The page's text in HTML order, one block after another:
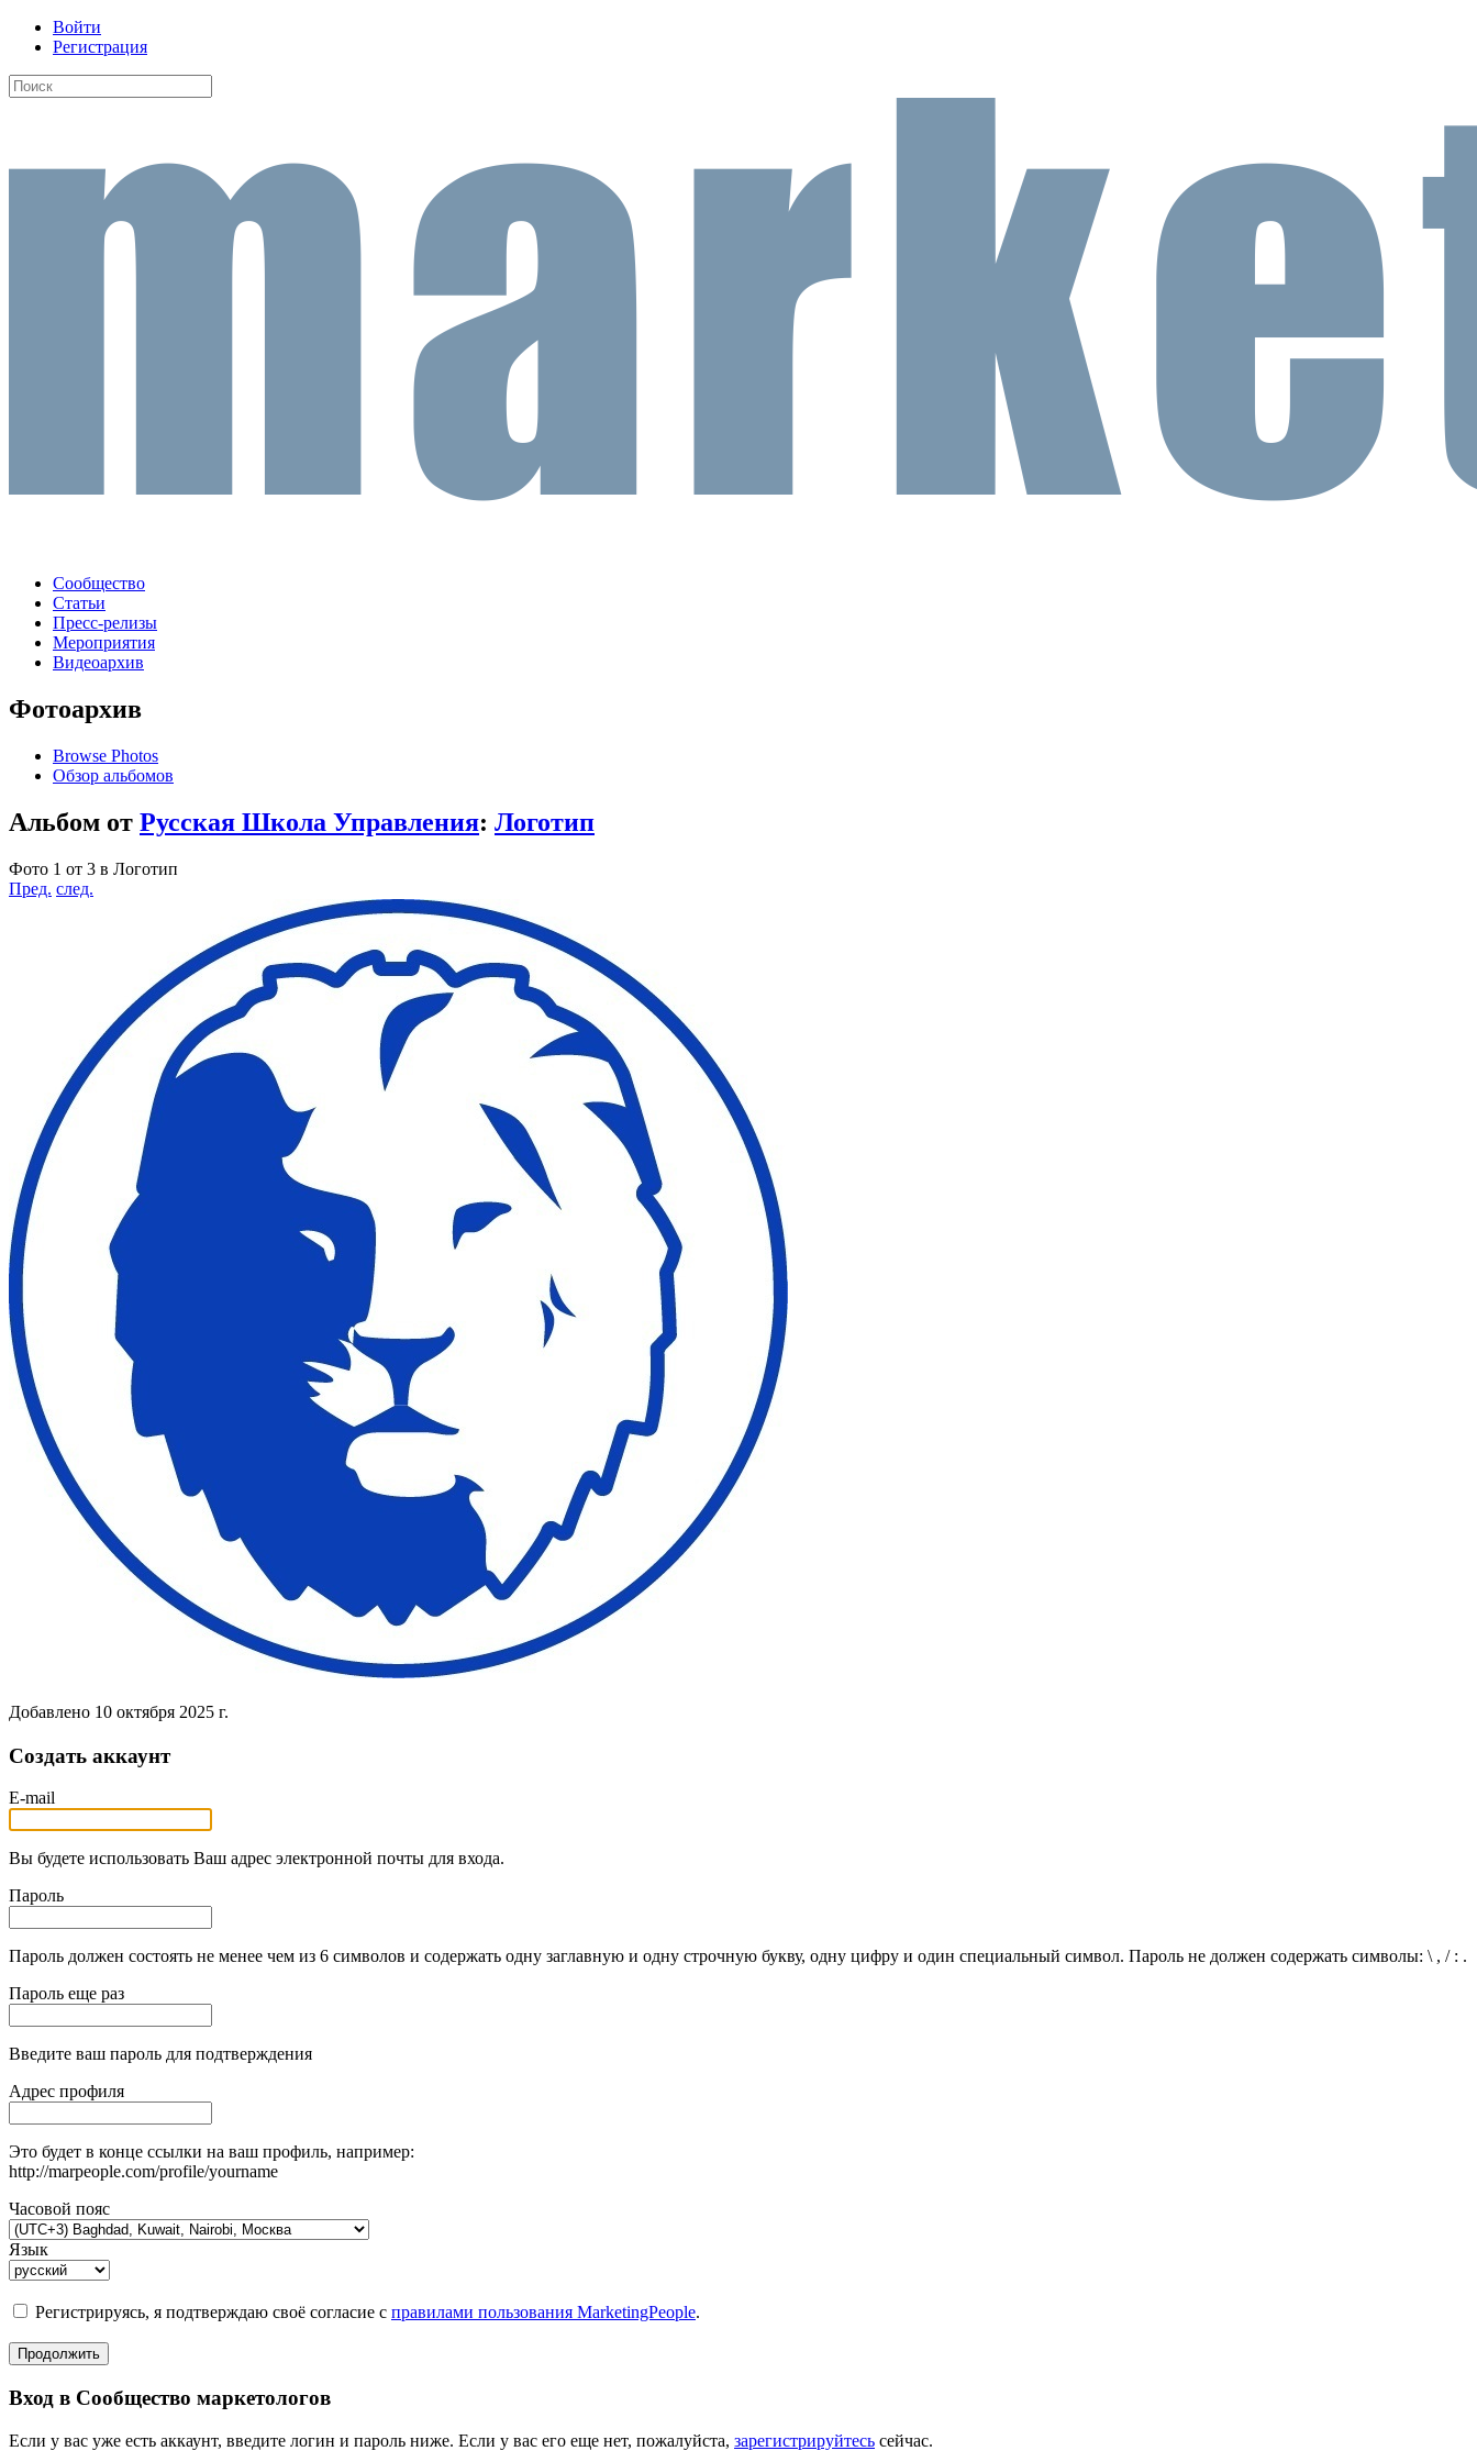
Войти
Регистрация
Сообщество
Статьи
Пресс-релизы
Мероприятия
Видеоархив
Фотоархив
Browse Photos
Обзор альбомов
Альбом от Русская Школа Управления: Логотип
Фото 1 от 3 в Логотип
Пред. след.
Добавлено 10 октября 2025 г.
Создать аккаунт
E-mail
Вы будете использовать Ваш адрес электронной почты для входа.
Пароль
Пароль должен состоять не менее чем из 6 символов и содержать одну заглавную и одну строчную букву, одну цифру и один специальный символ. Пароль не должен содержать символы: \ , / : .
Пароль еще раз
Введите ваш пароль для подтверждения
Адрес профиля
Это будет в конце ссылки на ваш профиль, например:
http://marpeople.com/profile/yourname
Часовой пояс
Язык
Регистрируясь, я подтверждаю своё согласие с правилами пользования MarketingPeople.
Продолжить
Вход в Сообщество маркетологов
Если у вас уже есть аккаунт, введите логин и пароль ниже. Если у вас его еще нет, пожалуйста, зарегистрируйтесь сейчас.